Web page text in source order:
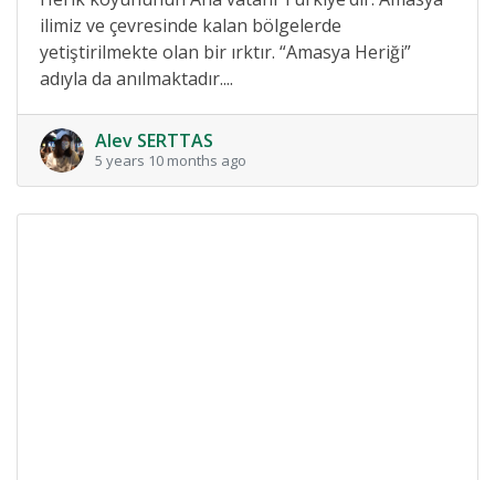
ilimiz ve çevresinde kalan bölgelerde
yetiştirilmekte olan bir ırktır. “Amasya Heriği”
adıyla da anılmaktadır....
Alev SERTTAS
5 years 10 months ago